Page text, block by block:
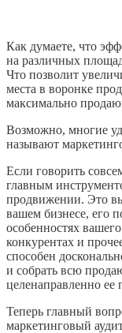
Как думаете, что
на различных
Что позволит
места в воронке
максимально
Возможно, многие
называют
Если говорить
главным
продвижении. Это
вашем бизнесе, его
особенностях
конкурентах и
способен
и собрать всю
целенаправленно ее
Теперь главный
маркетинговый